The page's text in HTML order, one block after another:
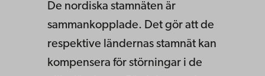
De nordiska stamnäten är
sammankopplade. Det gör att de
respektive ländernas stamnät kan
kompensera för störningar i de